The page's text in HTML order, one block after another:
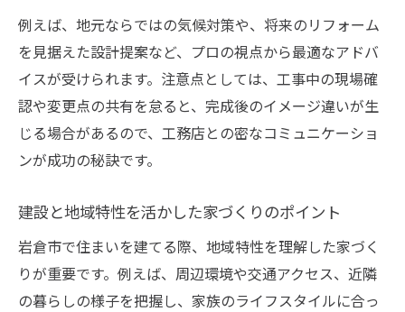
理由
建設と収納計画で家族に優しい住まいづく
り
建設段階から考える将来のライフスタイル
例えば、地元ならではの気候対策や、将来のリフォーム
を見据えた設計提案など、プロの視点から最適なアドバ
イスが受けられます。注意点としては、工事中の現場確
認や変更点の共有を怠ると、完成後のイメージ違いが生
じる場合があるので、工務店との密なコミュニケーショ
ンが成功の秘訣です。
建設と地域特性を活かした家づくりのポイント
岩倉市で住まいを建てる際、地域特性を理解した家づく
りが重要です。例えば、周辺環境や交通アクセス、近隣
の暮らしの様子を把握し、家族のライフスタイルに合っ